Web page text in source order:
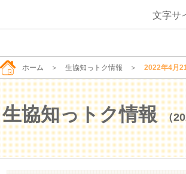
文字サ
ホーム ＞ 生協知っトク情報 ＞ 2022年4月
生協知っトク情報 （